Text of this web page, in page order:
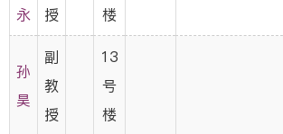
永
授
楼
孙
昊
副
教
授
13
号
楼